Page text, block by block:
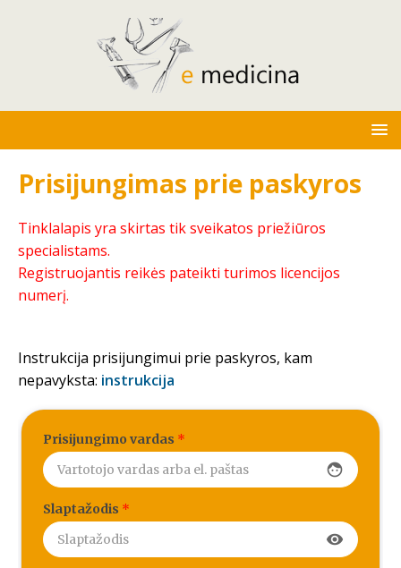
Prisijungimas prie paskyros
Tinklalapis yra skirtas tik sveikatos priežiūros
specialistams.
Registruojantis reikės pateikti turimos licencijos
numerį.
Instrukcija prisijungimui prie paskyros, kam
nepavyksta: instrukcija
Prisijungimo vardas *
face
Slaptažodis *
visibility